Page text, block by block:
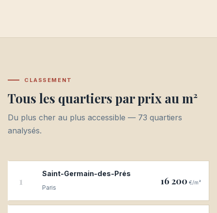
CLASSEMENT
Tous les quartiers par prix au m²
Du plus cher au plus accessible — 73 quartiers
analysés.
1
Saint-Germain-des-Prés
Paris
16 200 €/m²